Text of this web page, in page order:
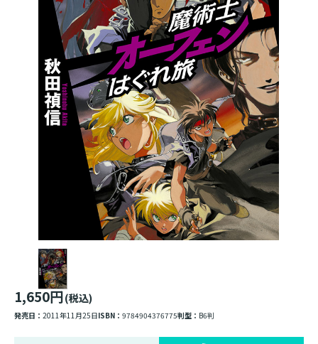
1,650円(税込)
発売日： 2011年11月25日ISBN： 9784904376775判型： B6判